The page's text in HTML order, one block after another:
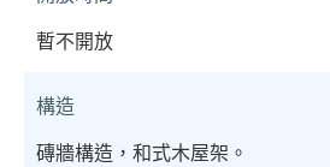
暫不開放
構造
磚牆構造，和式木屋架。